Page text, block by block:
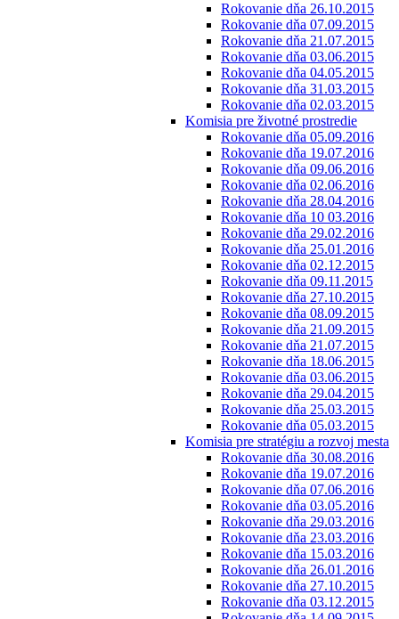
Rokovanie dňa 26.10.2015
Rokovanie dňa 07.09.2015
Rokovanie dňa 21.07.2015
Rokovanie dňa 03.06.2015
Rokovanie dňa 04.05.2015
Rokovanie dňa 31.03.2015
Rokovanie dňa 02.03.2015
Komisia pre životné prostredie
Rokovanie dňa 05.09.2016
Rokovanie dňa 19.07.2016
Rokovanie dňa 09.06.2016
Rokovanie dňa 02.06.2016
Rokovanie dňa 28.04.2016
Rokovanie dňa 10 03.2016
Rokovanie dňa 29.02.2016
Rokovanie dňa 25.01.2016
Rokovanie dňa 02.12.2015
Rokovanie dňa 09.11.2015
Rokovanie dňa 27.10.2015
Rokovanie dňa 08.09.2015
Rokovanie dňa 21.09.2015
Rokovanie dňa 21.07.2015
Rokovanie dňa 18.06.2015
Rokovanie dňa 03.06.2015
Rokovanie dňa 29.04.2015
Rokovanie dňa 25.03.2015
Rokovanie dňa 05.03.2015
Komisia pre stratégiu a rozvoj mesta
Rokovanie dňa 30.08.2016
Rokovanie dňa 19.07.2016
Rokovanie dňa 07.06.2016
Rokovanie dňa 03.05.2016
Rokovanie dňa 29.03.2016
Rokovanie dňa 23.03.2016
Rokovanie dňa 15.03.2016
Rokovanie dňa 26.01.2016
Rokovanie dňa 27.10.2015
Rokovanie dňa 03.12.2015